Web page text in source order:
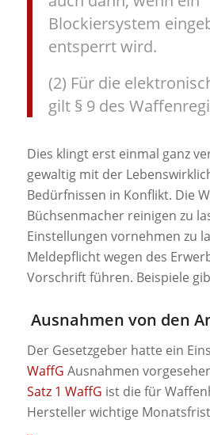
Blockiersystem
entsperrt wird.
(2) Für die
gilt § 9 des
Dies klingt erst einmal ganz
gewaltig mit der
Bedürfnissen in Konflikt. Die
Büchsenmacher reinigen zu
Einstellungen vornehmen zu
Meldepflicht wegen des
Vorschrift führen. Beispiele
Ausnahmen von den
Der Gesetzgeber hatte ein
WaffG Ausnahmen
Satz 1 WaffG ist die für
Hersteller wichtige